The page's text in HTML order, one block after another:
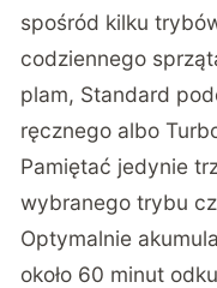
spośród kilku
codziennego
plam, Standard
ręcznego albo
Pamiętać jedynie
wybranego trybu
Optymalnie
około 60 minut